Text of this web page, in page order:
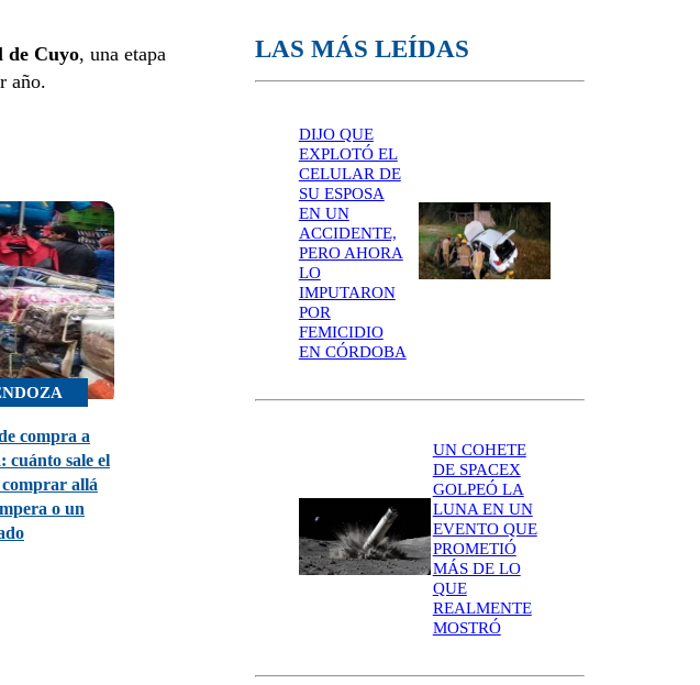
de Cuyo, una etapa
año.
compra a
cuánto sale el
allá
o un
LAS MÁS LEÍDAS
DIJO QUE
EXPLOTÓ EL
CELULAR DE
SU ESPOSA
EN UN
ACCIDENTE,
PERO AHORA
LO
IMPUTARON
POR
FEMICIDIO
EN CÓRDOBA
UN COHETE
DE SPACEX
GOLPEÓ LA
LUNA EN UN
EVENTO QUE
PROMETIÓ
MÁS DE LO
QUE
REALMENTE
MOSTRÓ